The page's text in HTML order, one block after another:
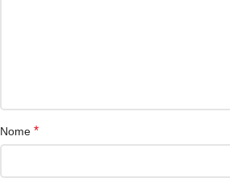
Nome *